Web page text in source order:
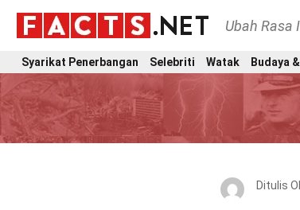
Ubah Rasa
Syarikat Penerbangan Selebriti Watak Budaya
Ditulis